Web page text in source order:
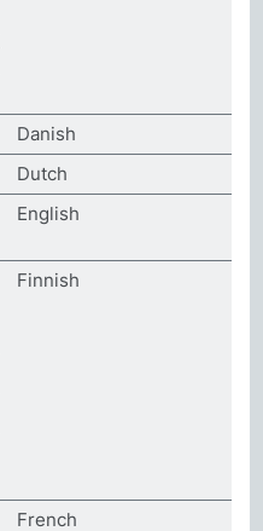
Danish
Dutch
English
Finnish
French